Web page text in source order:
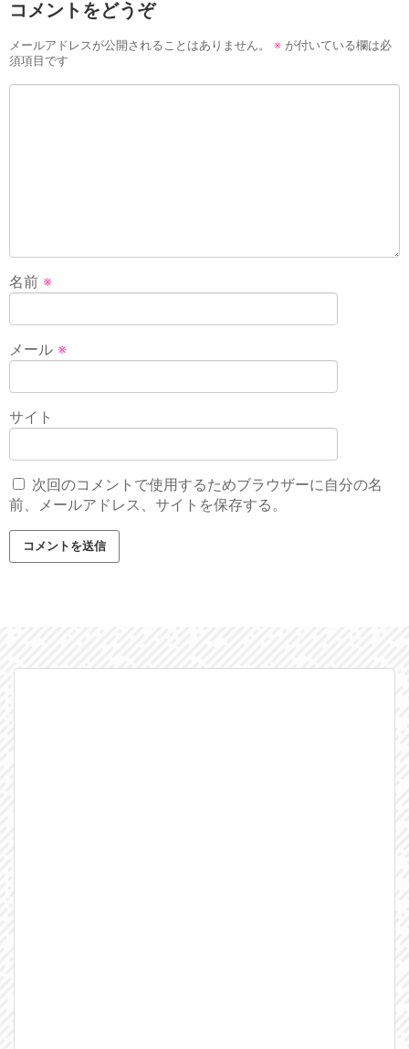
コメントをどうぞ
メールアドレスが公開されることはありません。 ※ が付いている欄は必
須項目です
名前 ※
メール ※
サイト
次回のコメントで使用するためブラウザーに自分の名
前、メールアドレス、サイトを保存する。